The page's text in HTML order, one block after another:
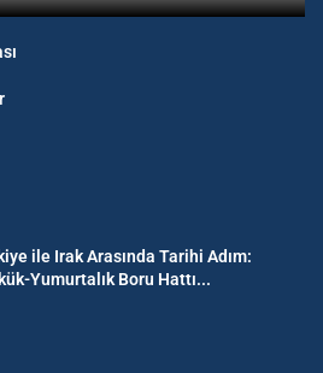
ile Irak Arasında Tarihi Adım:
Yumurtalık Boru Hattı...